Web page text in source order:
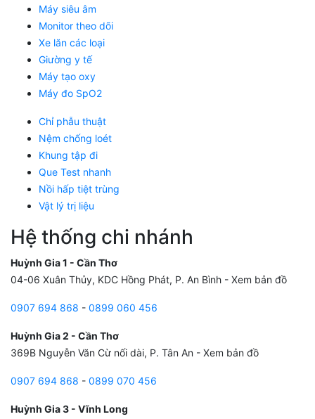
Máy siêu âm
Monitor theo dõi
Xe lăn các loại
Giường y tế
Máy tạo oxy
Máy đo SpO2
Chỉ phẫu thuật
Nệm chống loét
Khung tập đi
Que Test nhanh
Nồi hấp tiệt trùng
Vật lý trị liệu
Hệ thống chi nhánh
Huỳnh Gia 1 - Cần Thơ
04-06 Xuân Thủy, KDC Hồng Phát, P. An Bình - Xem bản đồ
0907 694 868 - 0899 060 456
Huỳnh Gia 2 - Cần Thơ
369B Nguyễn Văn Cừ nối dài, P. Tân An - Xem bản đồ
0907 694 868 - 0899 070 456
Huỳnh Gia 3 - Vĩnh Long